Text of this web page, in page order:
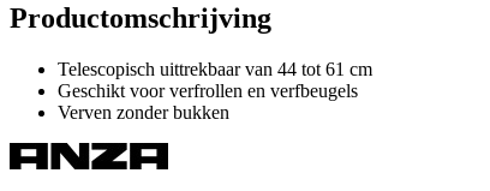
Productomschrijving
Telescopisch uittrekbaar van 44 tot 61 cm
Geschikt voor verfrollen en verfbeugels
Verven zonder bukken